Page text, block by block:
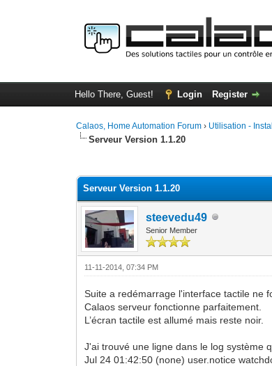
Hello There, Guest! Login Register
Calaos, Home Automation Forum › Utilisation -
Serveur Version 1.1.20
Serveur Version 1.1.20
steevedu49
Senior Member
11-11-2014, 07:34 PM
Suite a redémarrage l'interface tactile ne
Calaos serveur fonctionne parfaitement.
L’écran tactile est allumé mais reste noir.
J'ai trouvé une ligne dans le log système
Jul 24 01:42:50 (none) user.notice